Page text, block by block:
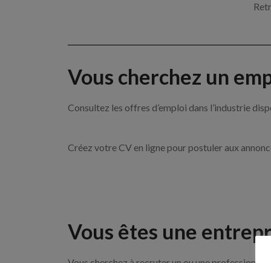
Vous cherchez un
Consultez les offres d’emploi dans l’industrie
Créez votre CV en ligne pour postuler aux
Vous êtes une